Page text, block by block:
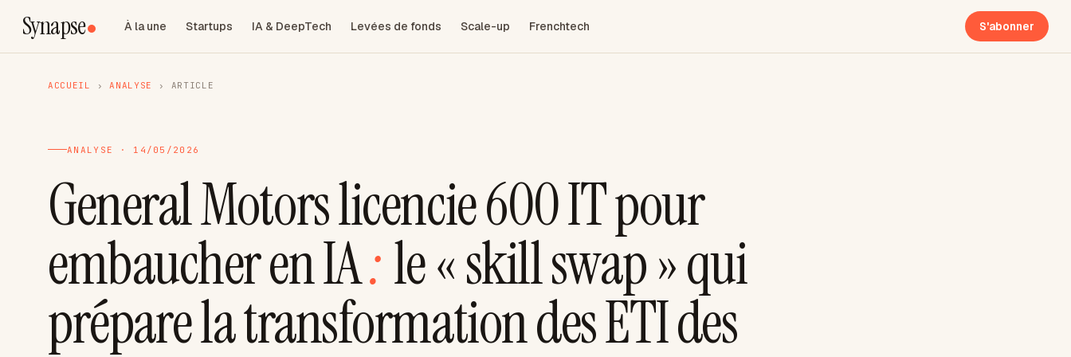
Synapse À la une Startups IA & DeepTech Levées de fonds Scale-up Frenchtech S'abonner
ACCUEIL › ANALYSE › ARTICLE
ANALYSE · 14/05/2026
General Motors licencie 600 IT pour
embaucher en IA:le « skill swap » qui
prépare la transformation des ETI des